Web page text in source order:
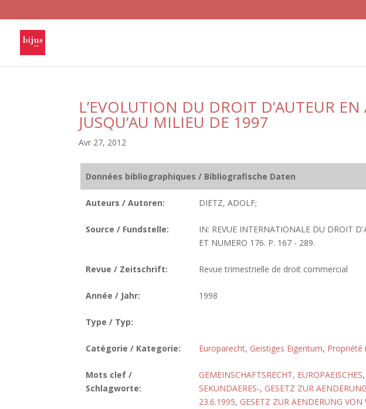
L’EVOLUTION DU DROIT D’AUTEUR
JUSQU’AU MILIEU DE 1997
Avr 27, 2012
Données bibliographiques / Bibliografische Daten
Auteurs / Autoren: DIETZ, ADOLF;
Source / Fundstelle:
IN: REVUE INTERNATIONALE DU DROIT
ET NUMERO 176. P. 167 - 289.
Revue / Zeitschrift: Revue trimestrielle de droit commercial
Année / Jahr: 1998
Type / Typ:
Catégorie / Kategorie: Europarecht, Geistiges Eigentum, Propriété
Mots clef /
Schlagworte:
GEMEINSCHAFTSRECHT, EUROPAEISCHES,
SEKUNDAERES-, GESETZ ZUR
23.6.1995, GESETZ ZUR AENDERUNG VON